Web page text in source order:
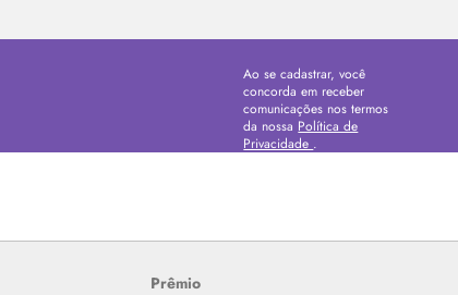
Ao se cadastrar, você
concorda em receber
comunicações nos termos
da nossa Política de
Privacidade .
Prêmio